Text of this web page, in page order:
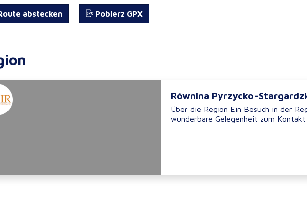
abstecken Pobierz GPX
Równina Pyrzycko-
Über die Region Ein Besuch in der
wunderbare Gelegenheit zum Kontakt